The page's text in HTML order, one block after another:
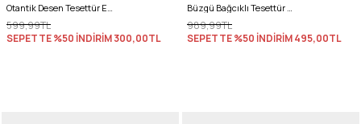
599,99TL
SEPETTE %50 İNDİRİM300,00TL
989,99TL
SEPETTE %50 İNDİRİM495,00TL